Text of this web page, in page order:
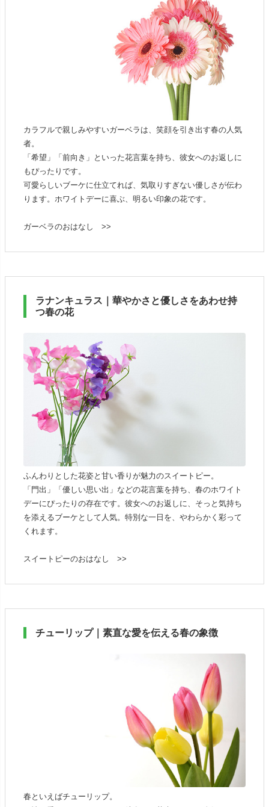
カラフルで親しみやすいガーベラは、笑顔を引き出す春の人気
者。
「希望」「前向き」といった花言葉を持ち、彼女へのお返しに
もぴったりです。
可愛らしいブーケに仕立てれば、気取りすぎない優しさが伝わ
ります。ホワイトデーに喜ぶ、明るい印象の花です。
ガーベラのおはなし >>
ラナンキュラス｜華やかさと優しさをあわせ持
つ春の花
ふんわりとした花姿と甘い香りが魅力のスイートピー。
「門出」「優しい思い出」などの花言葉を持ち、春のホワイト
デーにぴったりの存在です。彼女へのお返しに、そっと気持ち
を添えるブーケとして人気。特別な一日を、やわらかく彩って
くれます。
スイートピーのおはなし >>
チューリップ｜素直な愛を伝える春の象徴
春といえばチューリップ。